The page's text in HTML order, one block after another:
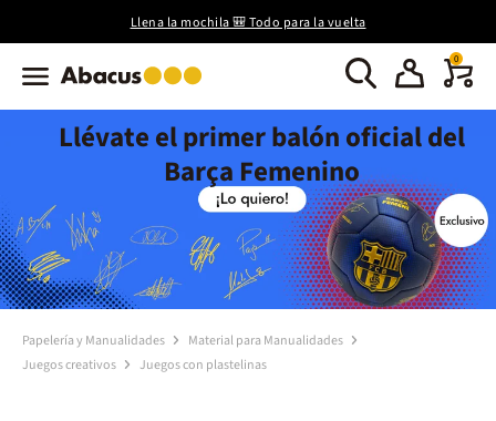
Llena la mochila 🎒 Todo para la vuelta
0
Llévate el primer balón oficial del
Barça Femenino
Papelería y Manualidades
Material para Manualidades
Juegos creativos
Juegos con plastelinas